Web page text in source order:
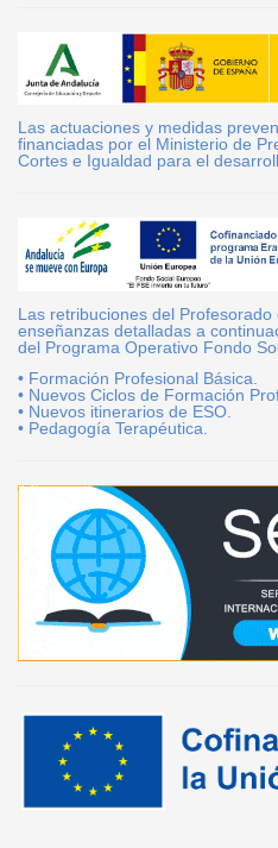
Las actuaciones y medidas
financiadas por el Ministerio de
Cortes e Igualdad para el
Las retribuciones del
enseñanzas detalladas a
del Programa Operativo Fondo
• Formación Profesional Básica.
• Nuevos Ciclos de Formación
• Nuevos itinerarios de ESO.
• Pedagogía Terapéutica.